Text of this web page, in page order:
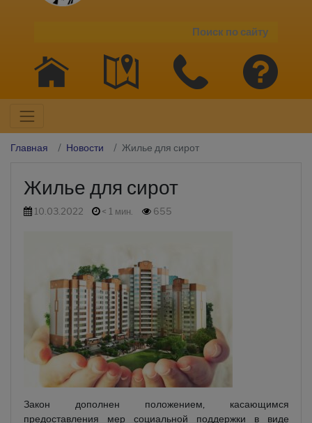
Главная Новости Жилье для сирот
Жилье для сирот
10.03.2022 < 1 мин. 655
Закон дополнен положением, касающимся
предоставления мер социальной поддержки в виде